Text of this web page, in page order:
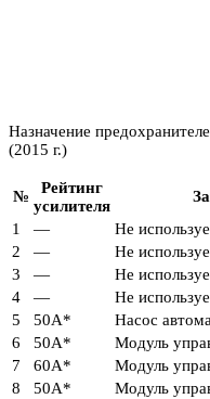
Назначение
(2015 г.)
№
Рейтинг
усилителя
1
—
Не
2
—
Не
3
—
Не
4
—
Не
5
50А*
Насос
6
50А*
Модуль
7
60А*
Модуль
8
50А*
Модуль